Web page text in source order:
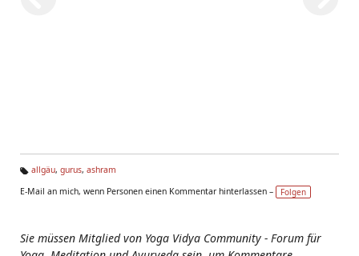
g
allgäu, gurus, ashram
E-Mail an mich, wenn Personen einen Kommentar hinterlassen –
Folgen
Sie müssen Mitglied von Yoga Vidya Community - Forum für